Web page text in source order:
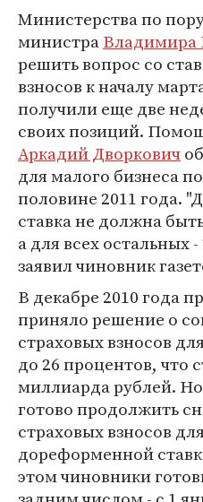
Министерства по
министраВладимира
решить вопрос со
взносов к началу
получили еще две
своих позиций.
Аркадий Дворкович
для малого бизнеса
половине 2011 года.
ставка не должна
а для всех остальных
заявил чиновник
В декабре 2010 года
приняло решение о
страховых взносов
до 26 процентов, что
миллиарда рублей.
готово продолжить
страховых взносов
дореформенной
этом чиновники